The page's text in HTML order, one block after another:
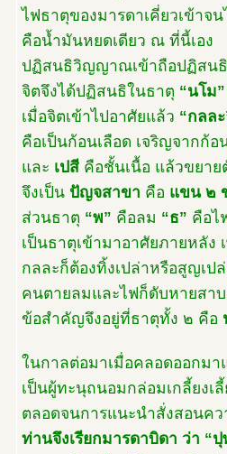
ไฟธาตุของมารดาเคี่ยวเข้าจ
คือน้ำมันหยดเดียว ณ ที่นี้เอง
ปฏิสนธิวิญญาณเข้าถือปฏิสน
จิตจึงได้ปฏิสนธิในธาตุ “นโม”
เมื่อจิตเข้าไปอาศัยแล้ว “กลล
คือเป็นก้อนเลือด เจริญจากก้อ
และ เปสี คือชั้นเนื้อ แล้วขยาย
จึงเป็น ปัญจสาขา คือ แขน ๒
ส่วนธาตุ “พ” คือลม “ธ” คือไ
เป็นธาตุเข้ามาอาศัยภายหลัง
กลละก็ต้องทิ้งเปล่าหรือสูญเป
คนตายลมและไฟก็ดับหายสา
ข้อสำคัญจึงอยู่ที่ธาตุทั้ง ๒ คือ
ในกาลต่อมาเมื่อคลอดออกม
เป็นผู้ทะนุถนอมกล่อมเกลี้ยง
ตลอดจนการแนะนำสั่งสอนค
ท่านจึงเรียกมารดาบิดา ว่า “